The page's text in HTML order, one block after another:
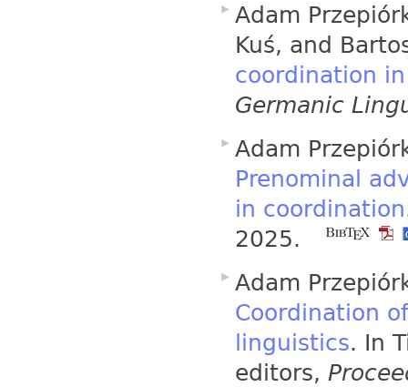
Adam
Kuś, and
coordination
Germanic
Adam
Prenominal
in coordination
2025.
Adam
Coordination
linguistics. In
editors,